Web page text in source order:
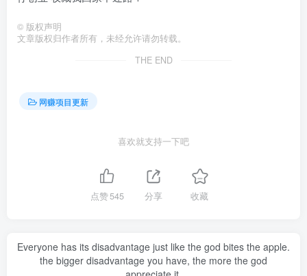
© 版权声明
文章版权归作者所有，未经允许请勿转载。
THE END
网赚项目更新
喜欢就支持一下吧
点赞545 分享 收藏
Everyone has its disadvantage just like the god bites the apple.
the bigger disadvantage you have, the more the god